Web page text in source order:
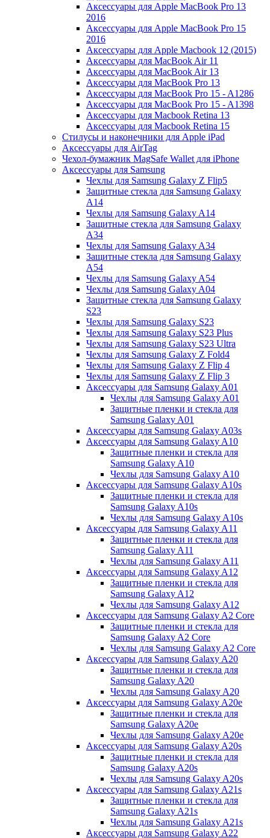
Аксессуары для Apple MacBook Pro 13
2016
Аксессуары для Apple MacBook Pro 15
2016
Аксессуары для Apple Macbook 12 (2015)
Аксессуары для MacBook Air 11
Аксессуары для MacBook Air 13
Аксессуары для MacBook Pro 13
Аксессуары для MacBook Pro 15 - A1286
Аксессуары для MacBook Pro 15 - A1398
Аксессуары для Macbook Retina 13
Аксессуары для Macbook Retina 15
Стилусы и наконечники для Apple iPad
Аксессуары для AirTag
Чехол-бумажник MagSafe Wallet для iPhone
Аксессуары для Samsung
Чехлы для Samsung Galaxy Z Flip5
Защитные стекла для Samsung Galaxy
A14
Чехлы для Samsung Galaxy A14
Защитные стекла для Samsung Galaxy
A34
Чехлы для Samsung Galaxy A34
Защитные стекла для Samsung Galaxy
A54
Чехлы для Samsung Galaxy A54
Чехлы для Samsung Galaxy A04
Защитные стекла для Samsung Galaxy
S23
Чехлы для Samsung Galaxy S23
Чехлы для Samsung Galaxy S23 Plus
Чехлы для Samsung Galaxy S23 Ultra
Чехлы для Samsung Galaxy Z Fold4
Чехлы для Samsung Galaxy Z Flip 4
Чехлы для Samsung Galaxy Z Flip 3
Аксессуары для Samsung Galaxy A01
Чехлы для Samsung Galaxy A01
Защитные пленки и стекла для
Samsung Galaxy A01
Аксессуары для Samsung Galaxy A03s
Аксессуары для Samsung Galaxy A10
Защитные пленки и стекла для
Samsung Galaxy A10
Чехлы для Samsung Galaxy A10
Аксессуары для Samsung Galaxy A10s
Защитные пленки и стекла для
Samsung Galaxy A10s
Чехлы для Samsung Galaxy A10s
Аксессуары для Samsung Galaxy A11
Защитные пленки и стекла для
Samsung Galaxy A11
Чехлы для Samsung Galaxy A11
Аксессуары для Samsung Galaxy A12
Защитные пленки и стекла для
Samsung Galaxy A12
Чехлы для Samsung Galaxy A12
Аксессуары для Samsung Galaxy A2 Core
Защитные пленки и стекла для
Samsung Galaxy A2 Core
Чехлы для Samsung Galaxy A2 Core
Аксессуары для Samsung Galaxy A20
Защитные пленки и стекла для
Samsung Galaxy A20
Чехлы для Samsung Galaxy A20
Аксессуары для Samsung Galaxy A20e
Защитные пленки и стекла для
Samsung Galaxy A20e
Чехлы для Samsung Galaxy A20e
Аксессуары для Samsung Galaxy A20s
Защитные пленки и стекла для
Samsung Galaxy A20s
Чехлы для Samsung Galaxy A20s
Аксессуары для Samsung Galaxy A21s
Защитные пленки и стекла для
Samsung Galaxy A21s
Чехлы для Samsung Galaxy A21s
Аксессуары для Samsung Galaxy A22